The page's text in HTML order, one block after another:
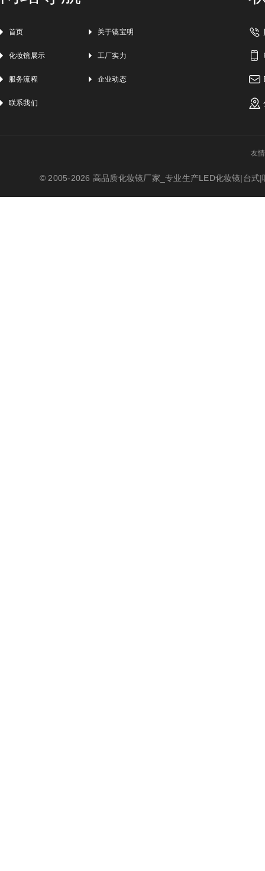
首页 关于镜宝明
化妆镜展示 工厂实力
服务流程 企业动态
联系我们
友
© 2005-2026 高品质化妆镜厂家_专业生产LED化妆镜|台